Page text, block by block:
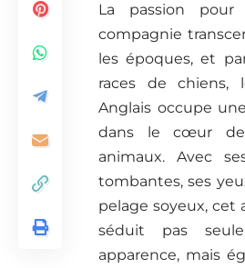
La passion
compagnie
les époques, et
races de chiens,
Anglais occupe
dans le cœur
animaux. Avec
tombantes, ses
pelage soyeux, cet
séduit pas
apparence, mais